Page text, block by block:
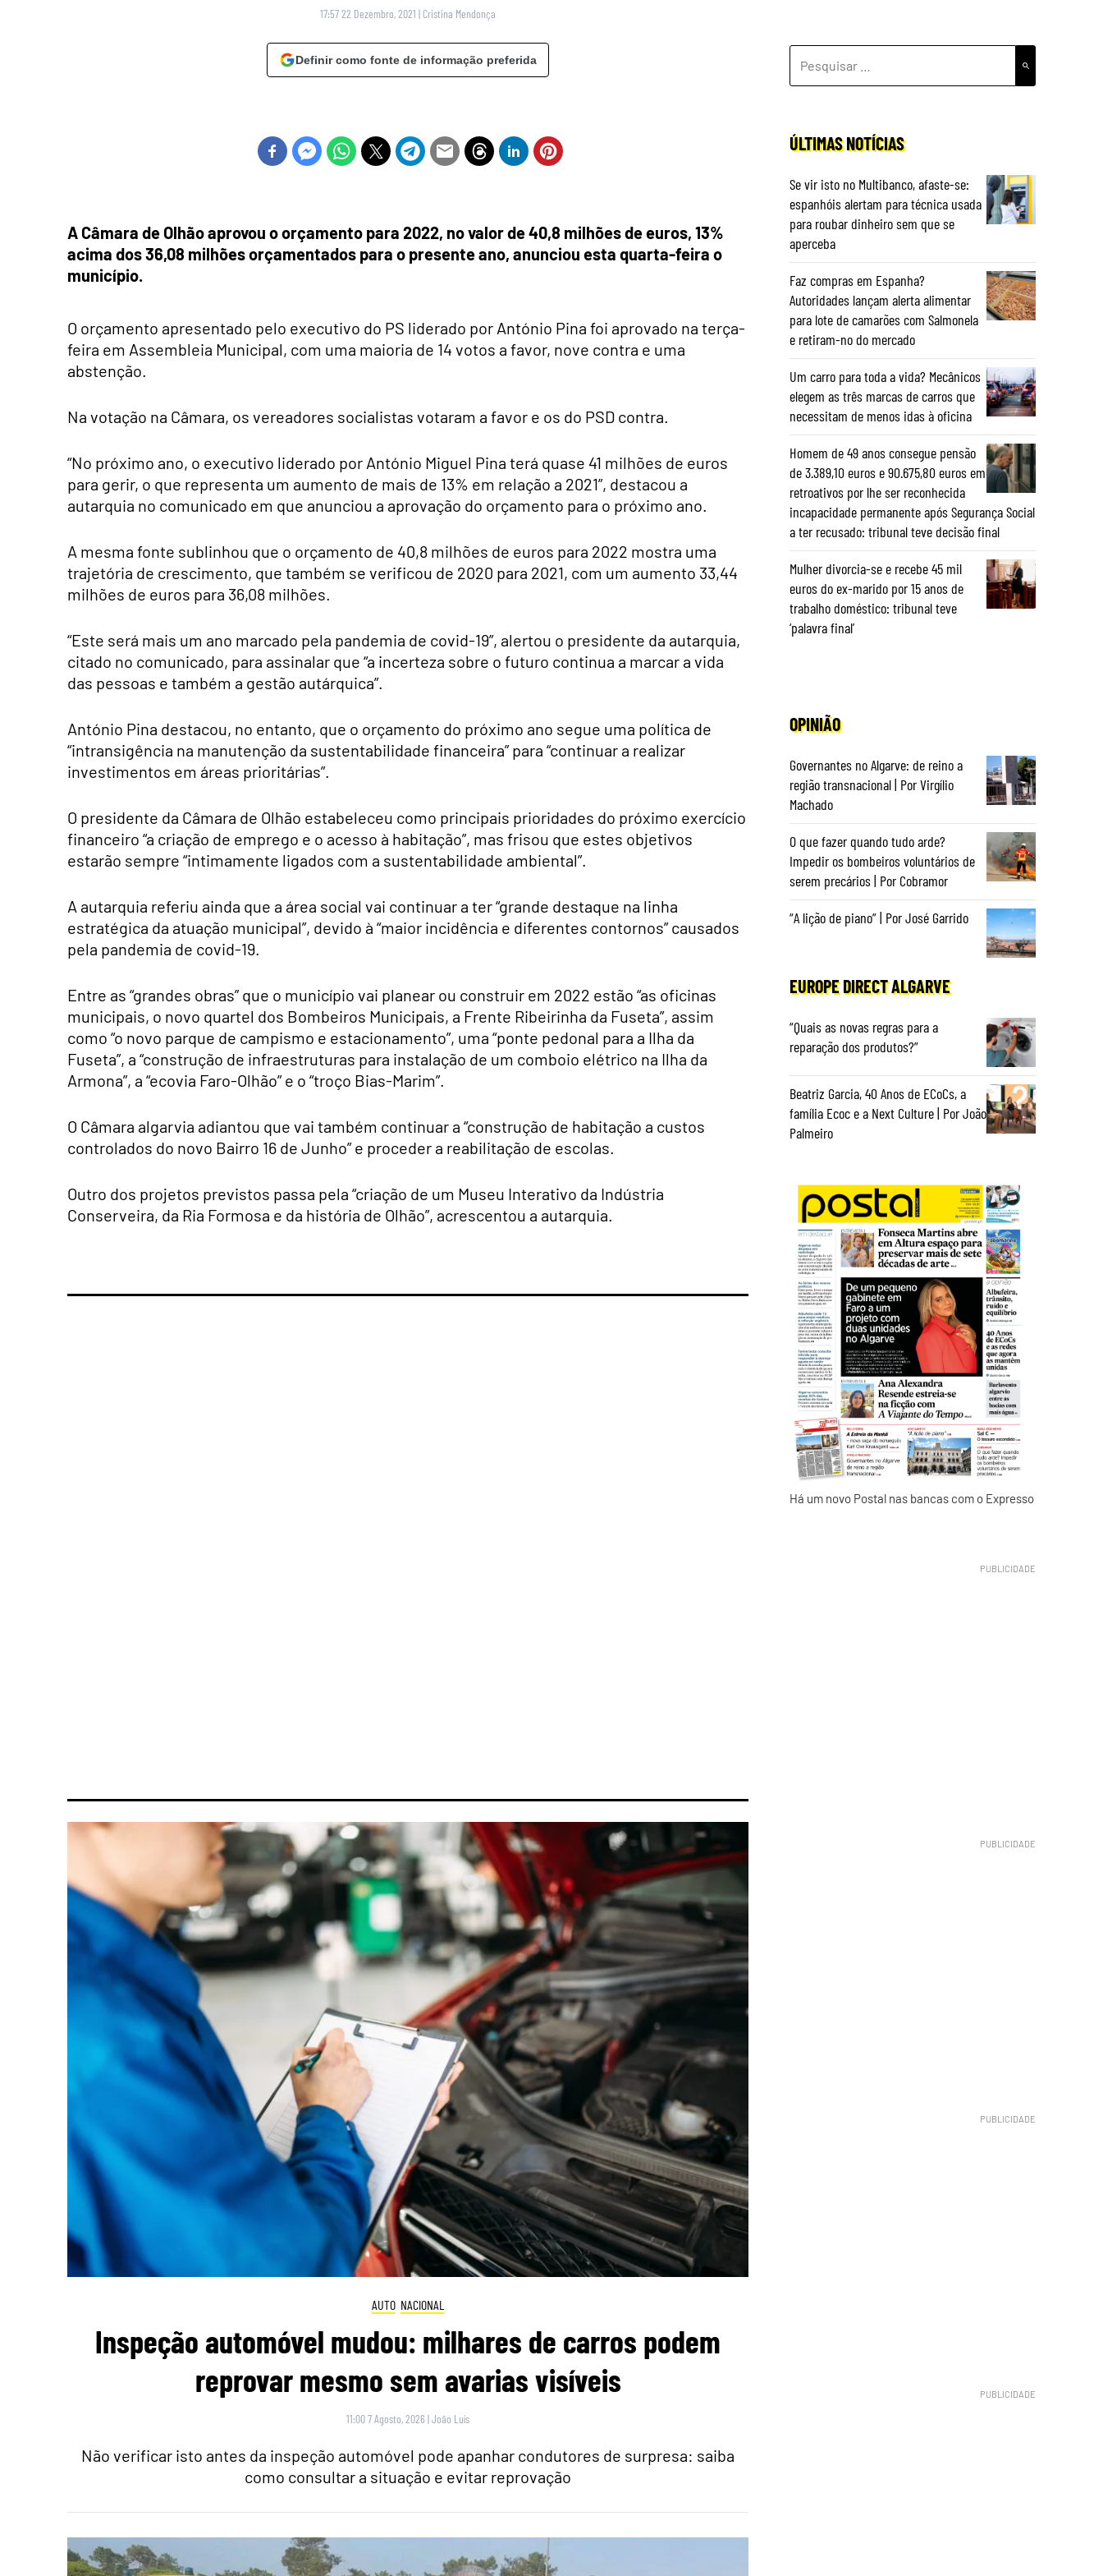
17:57 22 Dezembro, 2021 | Cristina Mendonça
Definir como fonte de informação preferida
A Câmara de Olhão aprovou o orçamento para 2022, no valor de 40,8 milhões de euros, 13%
acima dos 36,08 milhões orçamentados para o presente ano, anunciou esta quarta-feira o
município.
O orçamento apresentado pelo executivo do PS liderado por António Pina foi aprovado na terça-
feira em Assembleia Municipal, com uma maioria de 14 votos a favor, nove contra e uma
abstenção.
Na votação na Câmara, os vereadores socialistas votaram a favor e os do PSD contra.
“No próximo ano, o executivo liderado por António Miguel Pina terá quase 41 milhões de euros
para gerir, o que representa um aumento de mais de 13% em relação a 2021”, destacou a
autarquia no comunicado em que anunciou a aprovação do orçamento para o próximo ano.
A mesma fonte sublinhou que o orçamento de 40,8 milhões de euros para 2022 mostra uma
trajetória de crescimento, que também se verificou de 2020 para 2021, com um aumento 33,44
milhões de euros para 36,08 milhões.
“Este será mais um ano marcado pela pandemia de covid-19”, alertou o presidente da autarquia,
citado no comunicado, para assinalar que “a incerteza sobre o futuro continua a marcar a vida
das pessoas e também a gestão autárquica”.
António Pina destacou, no entanto, que o orçamento do próximo ano segue uma política de
“intransigência na manutenção da sustentabilidade financeira” para “continuar a realizar
investimentos em áreas prioritárias”.
O presidente da Câmara de Olhão estabeleceu como principais prioridades do próximo exercício
financeiro “a criação de emprego e o acesso à habitação”, mas frisou que estes objetivos
estarão sempre “intimamente ligados com a sustentabilidade ambiental”.
A autarquia referiu ainda que a área social vai continuar a ter “grande destaque na linha
estratégica da atuação municipal”, devido à “maior incidência e diferentes contornos” causados
pela pandemia de covid-19.
Entre as “grandes obras” que o município vai planear ou construir em 2022 estão “as oficinas
municipais, o novo quartel dos Bombeiros Municipais, a Frente Ribeirinha da Fuseta”, assim
como “o novo parque de campismo e estacionamento”, uma “ponte pedonal para a Ilha da
Fuseta”, a “construção de infraestruturas para instalação de um comboio elétrico na Ilha da
Armona”, a “ecovia Faro-Olhão” e o “troço Bias-Marim”.
O Câmara algarvia adiantou que vai também continuar a “construção de habitação a custos
controlados do novo Bairro 16 de Junho” e proceder a reabilitação de escolas.
Outro dos projetos previstos passa pela “criação de um Museu Interativo da Indústria
Conserveira, da Ria Formosa e da história de Olhão”, acrescentou a autarquia.
AUTO NACIONAL
Inspeção automóvel mudou: milhares de carros podem
reprovar mesmo sem avarias visíveis
11:00 7 Agosto, 2026 |João Luís
Não verificar isto antes da inspeção automóvel pode apanhar condutores de surpresa: saiba
como consultar a situação e evitar reprovação
POR:
ÚLTIMAS NOTÍCIAS
Se vir isto no Multibanco, afaste-se:
espanhóis alertam para técnica usada
para roubar dinheiro sem que se
aperceba
Faz compras em Espanha?
Autoridades lançam alerta alimentar
para lote de camarões com Salmonela
e retiram-no do mercado
Um carro para toda a vida? Mecânicos
elegem as três marcas de carros que
necessitam de menos idas à oficina
Homem de 49 anos consegue pensão
de 3.389,10 euros e 90.675,80 euros em
retroativos por lhe ser reconhecida
incapacidade permanente após Segurança Social
a ter recusado: tribunal teve decisão final
Mulher divorcia-se e recebe 45 mil
euros do ex-marido por 15 anos de
trabalho doméstico: tribunal teve
‘palavra final’
OPINIÃO
Governantes no Algarve: de reino a
região transnacional | Por Virgílio
Machado
O que fazer quando tudo arde?
Impedir os bombeiros voluntários de
serem precários | Por Cobramor
“A lição de piano” | Por José Garrido
EUROPE DIRECT ALGARVE
“Quais as novas regras para a
reparação dos produtos?”
Beatriz Garcia, 40 Anos de ECoCs, a
família Ecoc e a Next Culture | Por João
Palmeiro
Há um novo Postal nas bancas com o Expresso